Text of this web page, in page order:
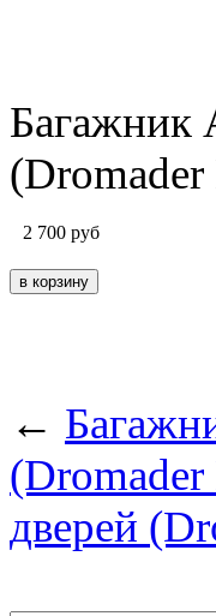
Багажник
2 700 руб
←
дверей